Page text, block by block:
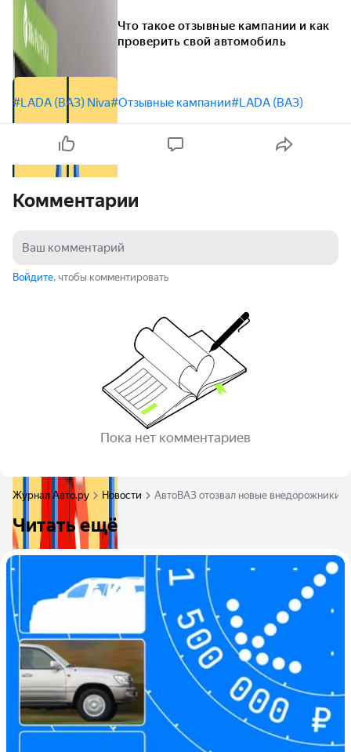
Что такое отзывные кампании и как
проверить свой автомобиль
#LADA (ВАЗ) Niva#Отзывные кампании#LADA (ВАЗ)
Комментарии
Войдите, чтобы комментировать
Пока нет комментариев
Журнал Авто.ру Новости АвтоВАЗ отозвал новые внедорожники
Читать ещё